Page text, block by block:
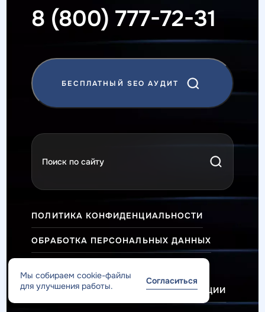
8 (800) 777-72-31
БЕСПЛАТНЫЙ SEO АУДИТ
ПОЛИТИКА КОНФИДЕНЦИАЛЬНОСТИ
ОБРАБОТКА ПЕРСОНАЛЬНЫХ ДАННЫХ
БАНКОВСКИЕ РЕКВИЗИТЫ ОРГАНИЗАЦИИ
Мы собираем cookie-файлы
для улучшения работы.
Согласиться